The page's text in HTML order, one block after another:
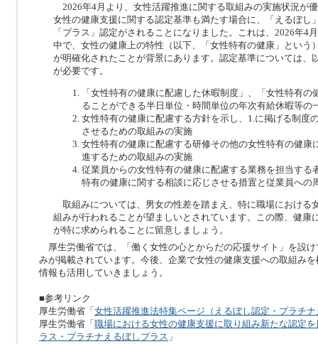
2026年4月より、女性活躍推進に関する取組みの実施状況が
女性の健康支援に関する認定基準も満たす場合に、「えるぼし
「プラス」認定がされることになりました。これは、2026年4
中で、女性の健康上の特性（以下、「女性特有の健康」という
が明確化されたことが背景にあります。認定基準については、
が必要です。
「女性特有の健康に配慮した休暇制度」、「女性特有
ることができる半日単位・時間単位の年次有給休暇等の
女性特有の健康に配慮する方針を示し、1.に掲げる制度
させるための取組みの実施
女性特有の健康に配慮する研修その他の女性特有の健康
進するための取組みの実施
従業員からの女性特有の健康に配慮する業務を担当する
特有の健康に関する相談に応じさせる措置と従業員への
取組みについては、男女の性差を踏まえ、特に職場における
組みが行われることが望ましいとされています。この際、健康
が特に求められることに留意しましょう。
厚生労働省では、「働く女性の心とからだの応援サイト」を設
みが掲載されています。今後、企業で女性の健康支援への取組み
情報も活用していきましょう。
■参考リンク
厚生労働省「 女性活躍推進法特集ページ（えるぼし認定・プラチ
厚生労働省「 職場における女性の健康支援に取り組み新たな認定
ラス・プラチナえるぼしプラス 」